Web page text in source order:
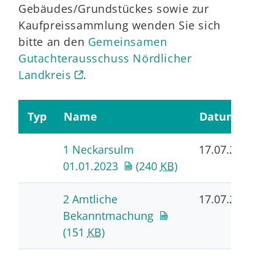
Gebäudes/Grundstückes sowie zur
Kaufpreissammlung wenden Sie sich
bitte an den Gemeinsamen
Gutachterausschuss Nördlicher
Landkreis
.
Typ Name Datum
1 Neckarsulm
01.01.2023
(240 KB)
17.07.2023
2 Amtliche
Bekanntmachung
(151 KB)
17.07.2023